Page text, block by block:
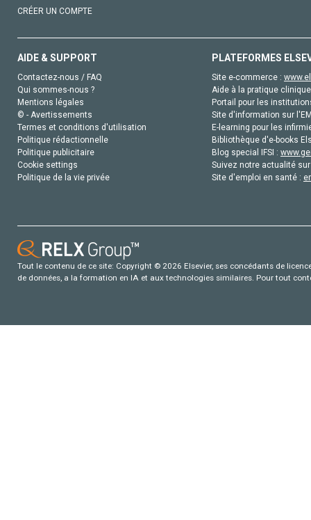
CRÉER UN COMPTE
AIDE & SUPPORT
Contactez-nous / FAQ
Qui sommes-nous ?
Mentions légales
© - Avertissements
Termes et conditions d'utilisation
Politique rédactionnelle
Politique publicitaire
Cookie settings
Politique de la vie privée
PLATEFORMES
Site e-commerce :
Aide à la pratique
Portail pour les
Site d'information sur
E-learning pour les
Bibliothèque d'e-books
Blog special IFSI :
Suivez notre actualité
Site d'emploi en santé :
Tout le contenu de ce site: Copyright © 2026 Elsevier, ses concédants de
de données, a la formation en IA et aux technologies similaires. Pour tout